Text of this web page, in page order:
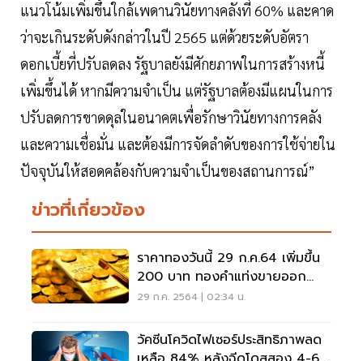
แนวโน้มเพิ่มขึ้นใกล้เพดานวินัยทางคลังที่ 60% และคาด
ว่าจะเกินระดับดังกล่าวในปี 2565 แต่ด้วยระดับอัตรา
ดอกเบี้ยที่ปรับลดลง รัฐบาลยังมีศักยภาพในการสร้างหนี้
เพิ่มขึ้นได้ หากมีความจำเป็น แต่รัฐบาลต้องมีแผนในการ
ปรับลดการขาดดุลในอนาคตเพื่อรักษาวินัยทางการคลัง
และความเชื่อมั่น และต้องมีการจัดลำดับของการใช้จ่ายใน
ปัจจุบันให้สอดคล้องกับความจำเป็นของสถานการณ์”
ข่าวที่เกี่ยวข้อง
ราคาทองวันนี้ 29 ก.ค.64 เพิ่มขึ้น
200 บาท ทองคำแท่งขายออก
28,250 บ.
29 ก.ค. 2564 | 02:34 น.
วัคซีนโควิดไฟเซอร์ประสิทธิภาพลด